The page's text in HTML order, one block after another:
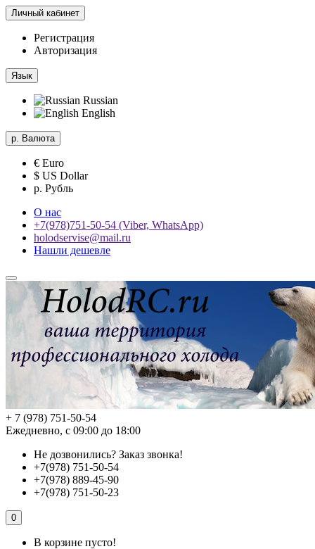
Личный кабинет
Регистрация
Авторизация
Язык
Russian
English
р. Валюта
€ Euro
$ US Dollar
р. Рубль
О нас
+7(978)751-50-54 (Viber, WhatsApp)
holodservise@mail.ru
Нашли дешевле
+ 7 (978) 751-50-54
Ежедневно, с 09:00 до 18:00
Не дозвонились? Заказ звонка!
+7(978) 751-50-54
+7(978) 889-45-90
+7(978) 751-50-23
0
В корзине пусто!